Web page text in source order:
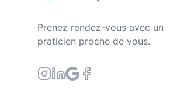
Prenez rendez-vous avec un
praticien proche de vous.